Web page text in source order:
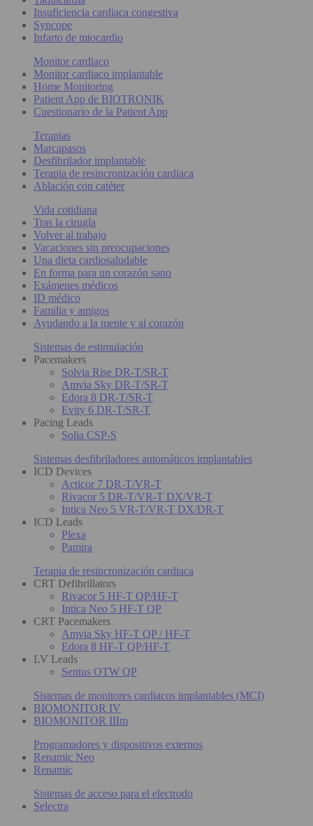
Insuficiencia cardiaca congestiva
Syncope
Infarto de miocardio
Monitor cardiaco
Monitor cardiaco implantable
Home Monitoring
Patient App de BIOTRONIK
Cuestionario de la Patient App
Terapias
Marcapasos
Desfibrilador implantable
Terapia de resincronización cardiaca
Ablación con catéter
Vida cotidiana
Tras la cirugía
Volver al trabajo
Vacaciones sin preocupaciones
Una dieta cardiosaludable
En forma para un corazón sano
Exámenes médicos
ID médico
Familia y amigos
Ayudando a la mente y al corazón
Sistemas de estimulación
Pacemakers
Solvia Rise DR-T/SR-T
Amvia Sky DR-T/SR-T
Edora 8 DR-T/SR-T
Evity 6 DR-T/SR-T
Pacing Leads
Solia CSP-S
Sistemas desfibriladores automáticos implantables
ICD Devices
Acticor 7 DR-T/VR-T
Rivacor 5 DR-T/VR-T DX/VR-T
Intica Neo 5 VR-T/VR-T DX/DR-T
ICD Leads
Plexa
Pamira
Terapia de resincronización cardiaca
CRT Defibrillators
Rivacor 5 HF-T QP/HF-T
Intica Neo 5 HF-T QP
CRT Pacemakers
Amvia Sky HF-T QP / HF-T
Edora 8 HF-T QP/HF-T
LV Leads
Sentus OTW QP
Sistemas de monitores cardiacos implantables (MCI)
BIOMONITOR IV
BIOMONITOR IIIm
Programadores y dispositivos externos
Renamic Neo
Renamic
Sistemas de acceso para el electrodo
Selectra